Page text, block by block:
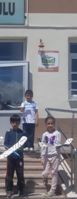
Gümüş,
ardından sona